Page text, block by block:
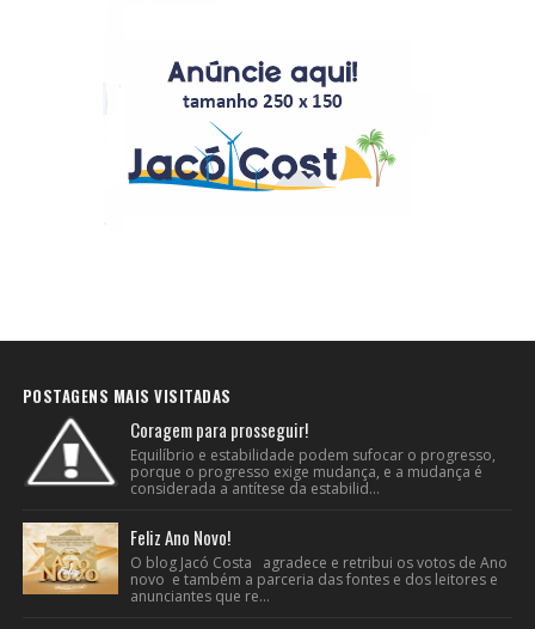
POSTAGENS MAIS VISITADAS
Coragem para prosseguir!
Equilíbrio e estabilidade podem sufocar o progresso,
porque o progresso exige mudança, e a mudança é
considerada a antítese da estabilid...
Feliz Ano Novo!
O blog Jacó Costa agradece e retribui os votos de Ano
novo e também a parceria das fontes e dos leitores e
anunciantes que re...